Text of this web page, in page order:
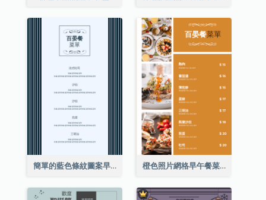
簡單的藍色條紋圖案早午餐菜單 橙色照片網格早午餐菜單